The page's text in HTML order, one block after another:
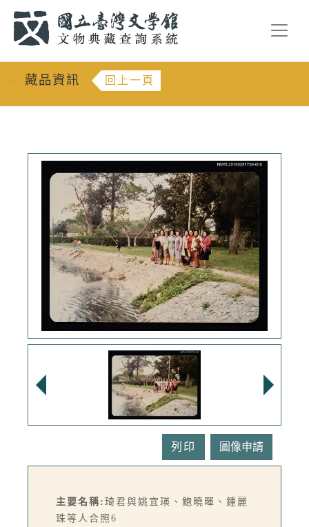
::: 藏品資訊 回上一頁
列印
主要名稱: 琦君與姚宜瑛、鮑曉暉、鍾麗
珠等人合照6